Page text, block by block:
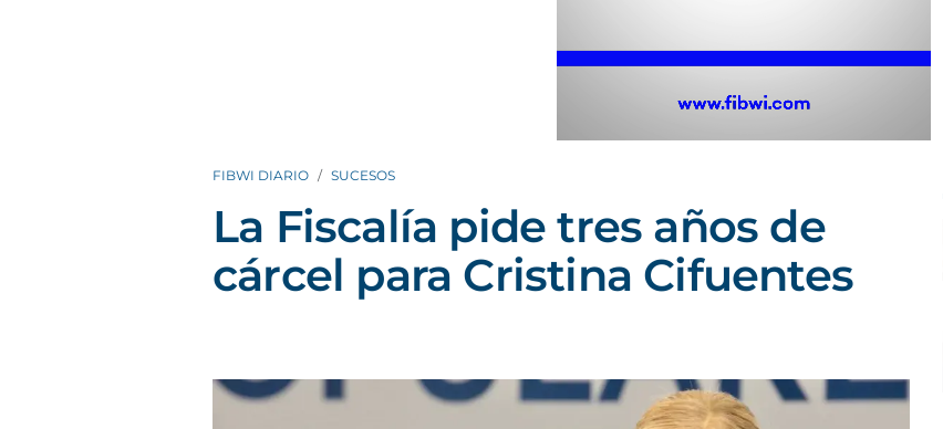
FIBWI DIARIO SUCESOS
La Fiscalía pide tres años de
cárcel para Cristina Cifuentes